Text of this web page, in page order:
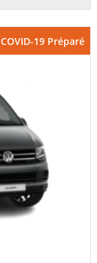
COVID-19 Préparé